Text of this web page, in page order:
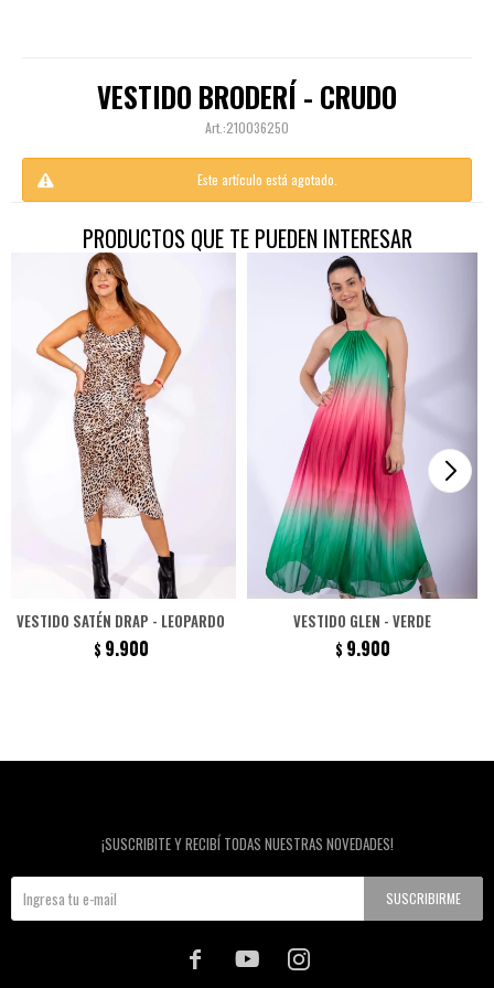
VESTIDO BRODERÍ - CRUDO
210036250
Este artículo está agotado.
PRODUCTOS QUE TE PUEDEN INTERESAR
VESTIDO SATÉN DRAP - LEOPARDO
$ 9.900
VESTIDO GLEN - VERDE
$ 9.900
¡SUSCRIBITE Y RECIBÍ TODAS NUESTRAS NOVEDADES!
SUSCRIBIRME
  